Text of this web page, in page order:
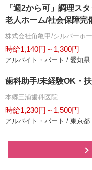
「週2から可」調理ス
老人ホーム/社会保障完
株式会社角亀甲/シルバーホ
時給1,140円～1,300円
アルバイト・パート / 愛知県
歯科助手/未経験OK・
本郷三浦歯科医院
時給1,230円～1,500円
アルバイト・パート / 東京都